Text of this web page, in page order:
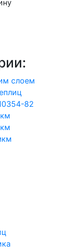
слоем
82